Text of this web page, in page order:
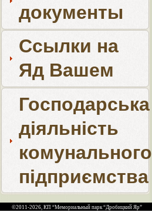
документы
Ссылки на
Яд Вашем
Господарська
діяльність
комунального
підприємства
©2011-2026, КП “Мемориальный парк “Дробицкий Яр”